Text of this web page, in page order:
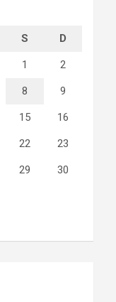
S D
1 2
8 9
15 16
22 23
29 30